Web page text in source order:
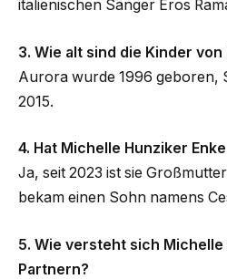
italienischen Sänger Eros
3. Wie alt sind die Kinder
Aurora wurde 1996 geboren,
2015.
4. Hat Michelle Hunziker
Ja, seit 2023 ist sie
bekam einen Sohn namens
5. Wie versteht sich
Partnern?